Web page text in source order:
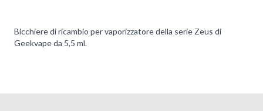
Bicchiere di ricambio per vaporizzatore della serie Zeus di
Geekvape da 5,5 ml.